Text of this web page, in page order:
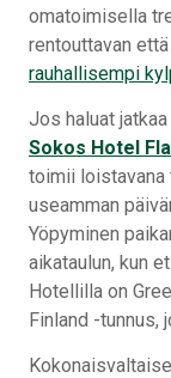
omatoimisella
rentouttavan
rauhallisempi
Jos haluat
Sokos Hotel
toimii loistavana
useamman
Yöpyminen
aikataulun, kun
Hotellilla on
Finland -tunnus,